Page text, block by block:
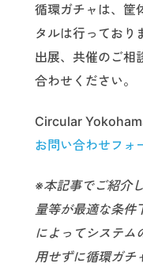
循環ガチャは、筐
タルは行っており
出展、共催のご相
合わせください。
Circular
お問い合わせフォ
※本記事でご紹介
量等が最適な条件
によってシステム
用せずに循環ガチ